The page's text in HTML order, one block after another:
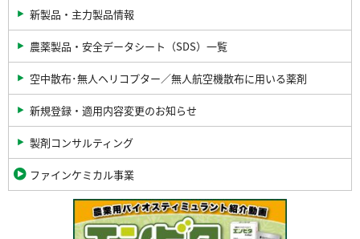
新製品・主力製品情報
農薬製品・安全データシート（SDS）一覧
空中散布･無人ヘリコプター／無人航空機散布に用いる薬剤
新規登録・適用内容変更のお知らせ
製剤コンサルティング
ファインケミカル事業